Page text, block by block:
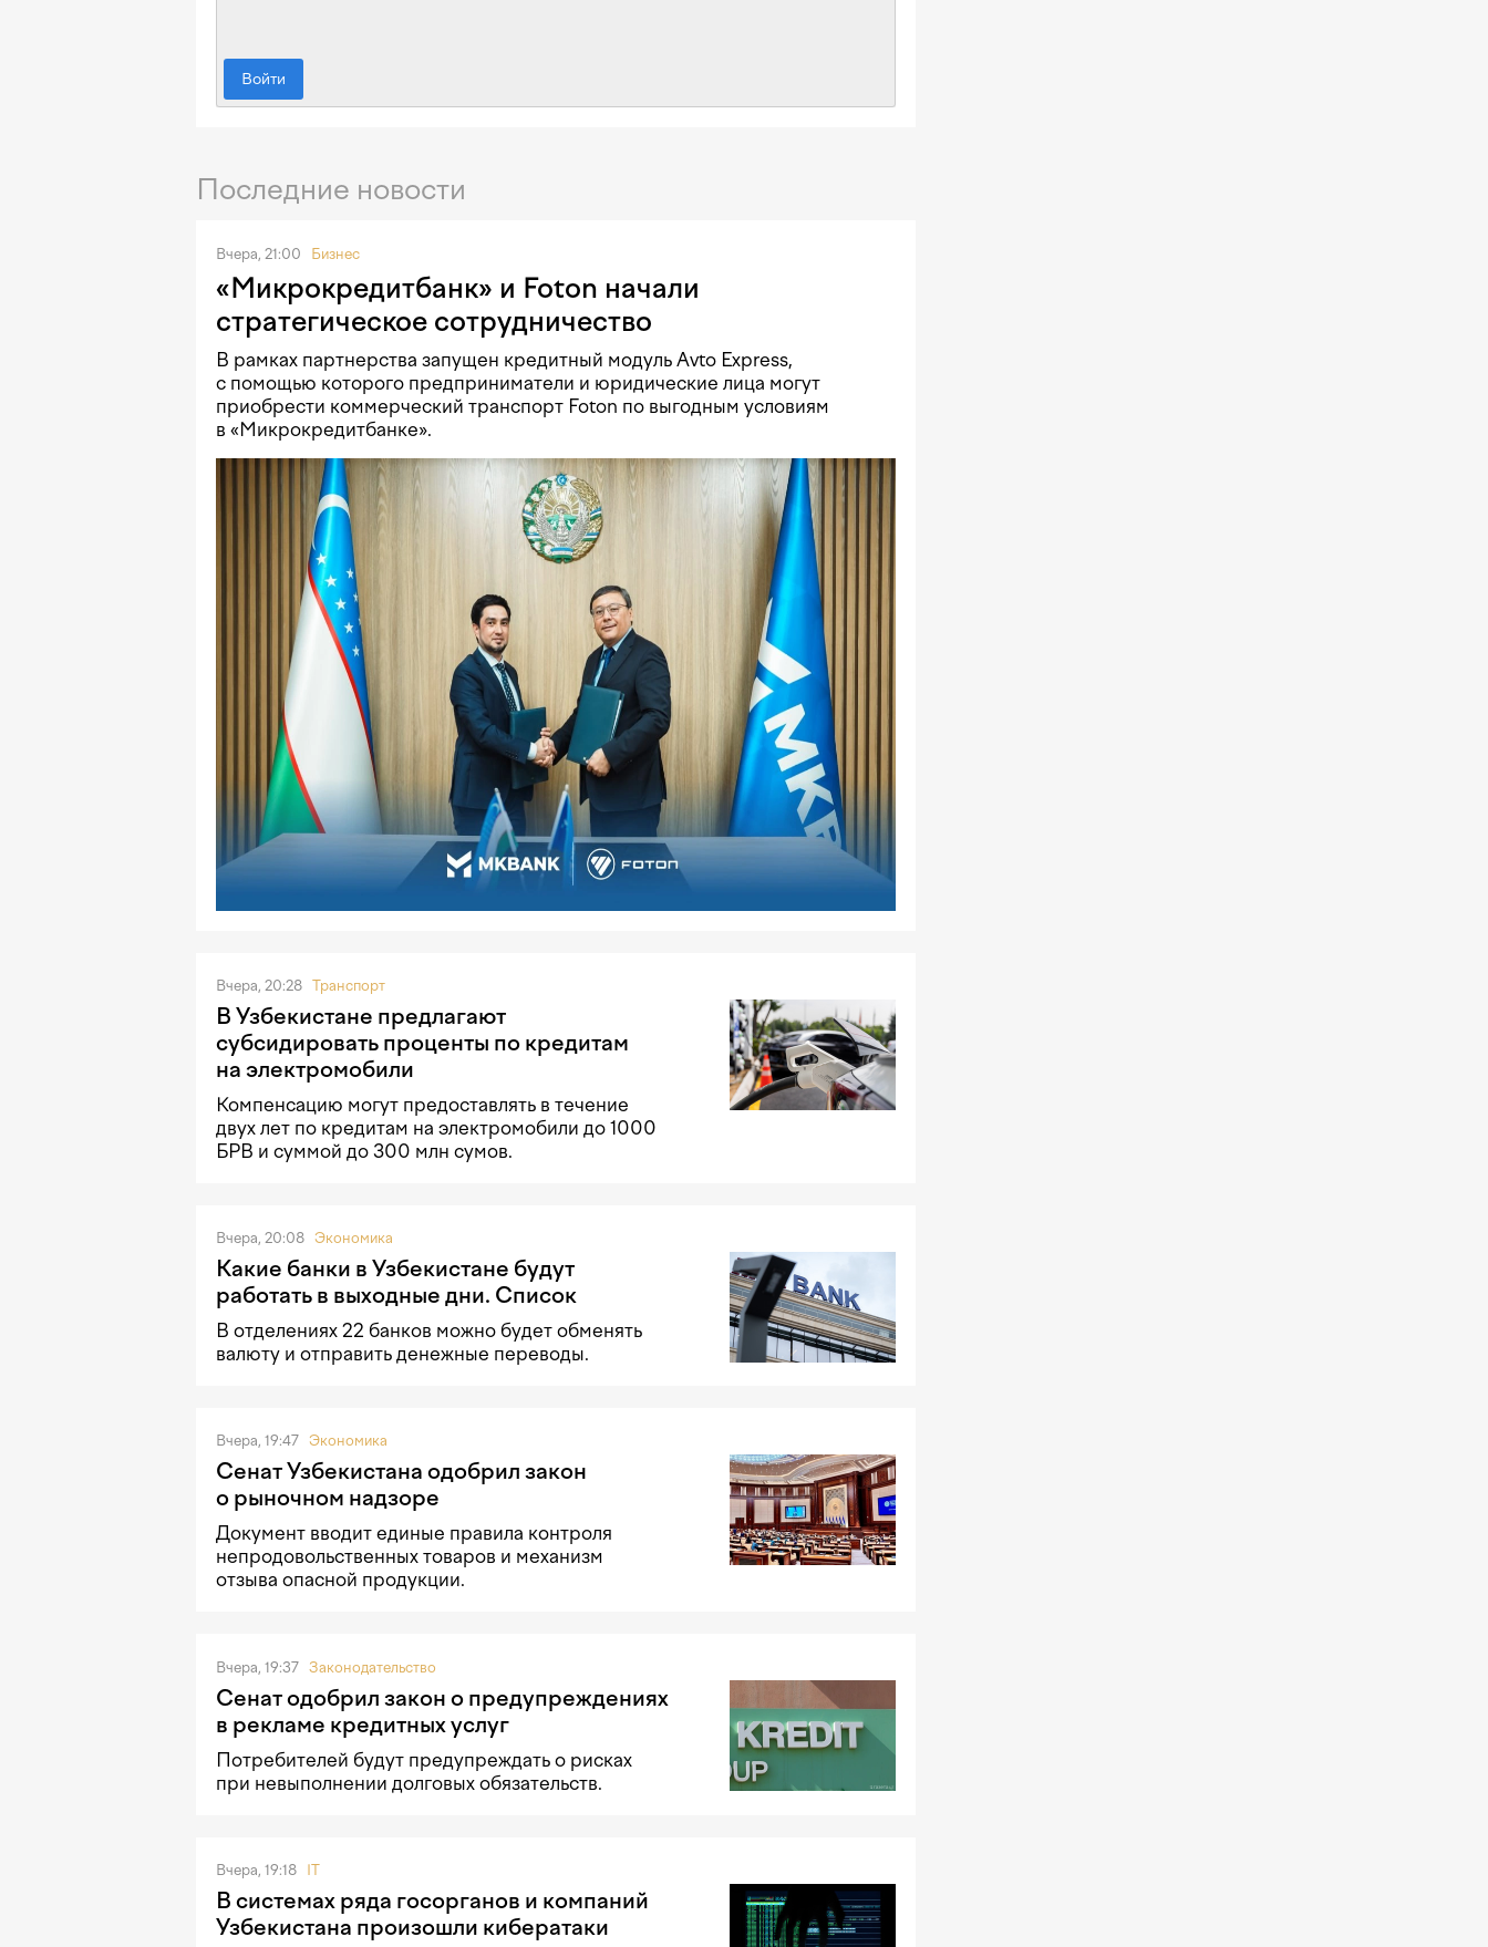
Войти
Последние новости
Вчера, 21:00 Бизнес
«Микрокредитбанк» и Foton начали
стратегическое сотрудничество
В рамках партнерства запущен кредитный модуль Avto Express,
с помощью которого предприниматели и юридические лица могут
приобрести коммерческий транспорт Foton по выгодным условиям
в «Микрокредитбанке».
Вчера, 20:28 Транспорт
В Узбекистане предлагают
субсидировать проценты по кредитам
на электромобили
Компенсацию могут предоставлять в течение
двух лет по кредитам на электромобили до 1000
БРВ и суммой до 300 млн сумов.
Вчера, 20:08 Экономика
Какие банки в Узбекистане будут
работать в выходные дни. Список
В отделениях 22 банков можно будет обменять
валюту и отправить денежные переводы.
Вчера, 19:47 Экономика
Сенат Узбекистана одобрил закон
о рыночном надзоре
Документ вводит единые правила контроля
непродовольственных товаров и механизм
отзыва опасной продукции.
Вчера, 19:37 Законодательство
Сенат одобрил закон о предупреждениях
в рекламе кредитных услуг
Потребителей будут предупреждать о рисках
при невыполнении долговых обязательств.
Вчера, 19:18 IT
В системах ряда госорганов и компаний
Узбекистана произошли кибератаки